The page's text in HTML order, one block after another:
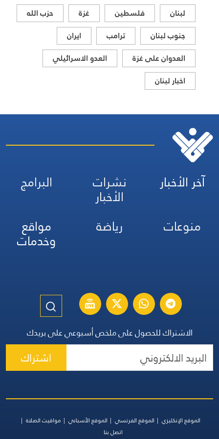
لبنان فلسطين غزة
حزب الله
جنوب لبنان
ترامب
ايران
العدوان على غزة
العدو الاسرائيلي
اخبار لبنان
آخر الأخبار نشرات
الأخبار
البرامج
منوعات
رياضة مواقع
وخدمات
الاشتراك للحصول على ملخص أسبوعي على بريدك
اشتراك
الموقع الإنكليزي الموقع الفرنسي الموقع الأسباني
مواقيت الصلاة
اتصل بنا